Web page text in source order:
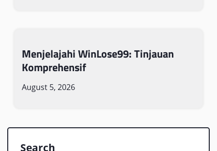
Menjelajahi WinLose99: Tinjauan
Komprehensif
August 5, 2026
Search